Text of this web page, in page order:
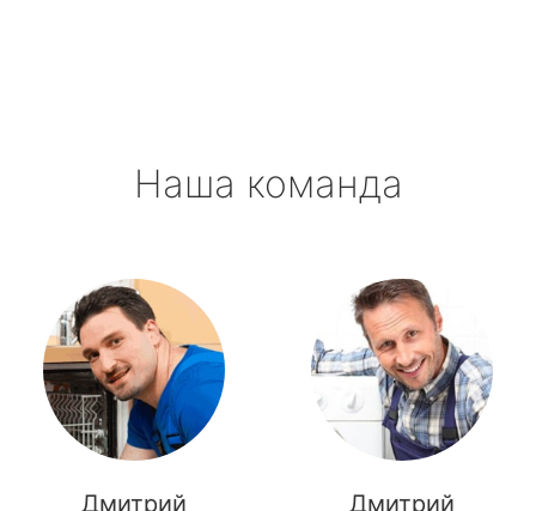
Наша команда
Дмитрий
Дмитрий